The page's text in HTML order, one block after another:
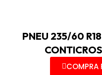
PNEU 235/60
COMPRA